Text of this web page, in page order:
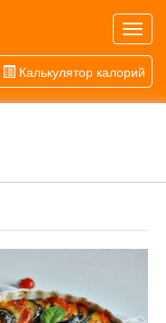
Калькулятор калорий